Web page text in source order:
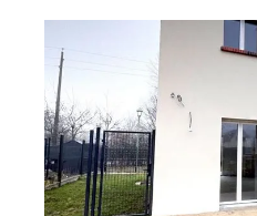
LA FERTE ST AUBIN 45
, 5 pièces
Maison à vendre
246 100